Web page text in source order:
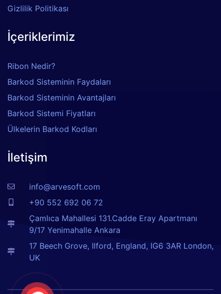
Gizlilik Politikası
İçeriklerimiz
Ribon Nedir?
Barkod Sisteminin Faydaları
Barkod Sisteminin Avantajları
Barkod Sistemi Fiyatları
Ülkelerin Barkod Kodları
İletişim
info@arvesoft.com
+90 552 692 06 72
Çamlıca Mahallesi 131.Cadde Eray Apartmanı
9/17 Yenimahalle Ankara
17 Beech Grove, Ilford, England, IG6 3AR London,
UK